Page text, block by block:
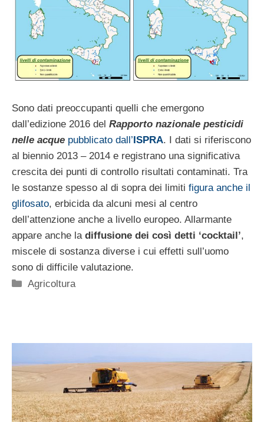
Sono dati preoccupanti quelli che emergono
dall’edizione 2016 del Rapporto nazionale pesticidi
nelle acque pubblicato dall’ISPRA. I dati si riferiscono
al biennio 2013 – 2014 e registrano una significativa
crescita dei punti di controllo risultati contaminati. Tra
le sostanze spesso al di sopra dei limiti figura anche il
glifosato, erbicida da alcuni mesi al centro
dell’attenzione anche a livello europeo. Allarmante
appare anche la diffusione dei così detti ‘cocktail’,
miscele di sostanza diverse i cui effetti sull’uomo
sono di difficile valutazione.
Categorie
Agricoltura